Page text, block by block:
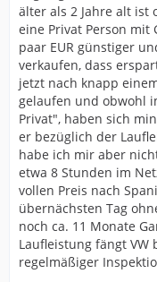
älter als 2 Jahre alt ist
eine Privat Person mit
paar EUR günstiger
verkaufen, dass
jetzt nach knapp
gelaufen und obwohl
Privat", haben sich
er bezüglich der
habe ich mir aber
etwa 8 Stunden im
vollen Preis nach
übernächsten Tag
noch ca. 11 Monate
Laufleistung fängt VW
regelmäßiger